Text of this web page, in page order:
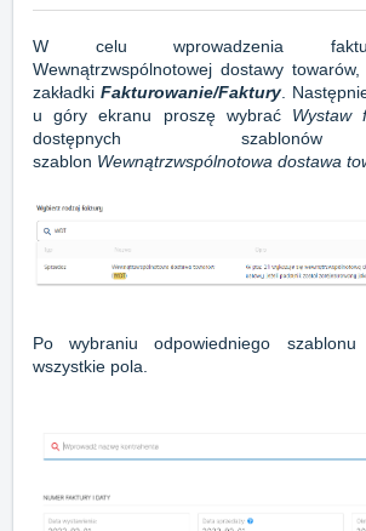
W celu wprowadzenia
Wewnątrzwspólnotowej dostawy
zakładki Fakturowanie/Faktury.
u góry ekranu proszę wybrać Wystaw
dostępnych
szablon Wewnątrzwspólnotowa dostawa
Po wybraniu odpowiedniego szablonu
wszystkie pola.